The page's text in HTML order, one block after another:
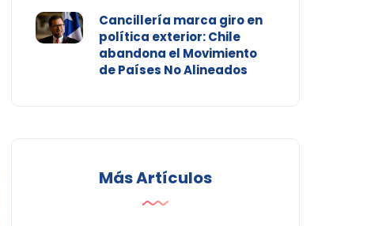
Cancillería marca giro en
política exterior: Chile
abandona el Movimiento
de Países No Alineados
Más Artículos